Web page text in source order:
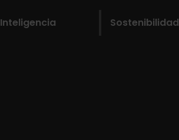
Inteligencia Sostenibilidad